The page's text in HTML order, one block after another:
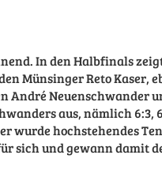
In den Halbfinals
Münsinger Reto Kaser,
André Neuenschwander
aus, nämlich 6:3,
wurde hochstehendes
sich und gewann damit